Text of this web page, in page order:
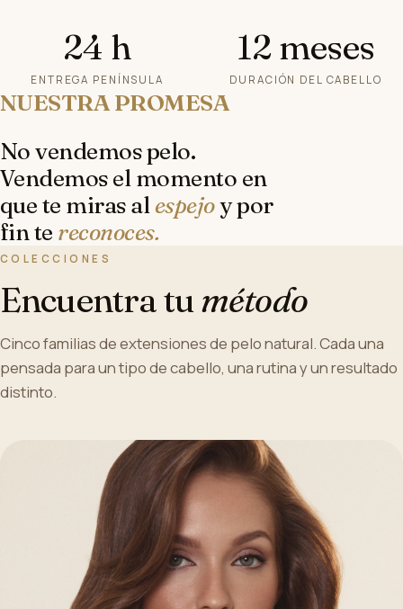
24 h
ENTREGA PENÍNSULA
12 meses
DURACIÓN DEL CABELLO
NUESTRA PROMESA
No vendemospelo.
Vendemosel momento en
quete mirasal espejoypor
finte reconoces.
COLECCIONES
Encuentra tumétodo
Cinco familias de extensiones de pelo natural. Cada una
pensada para un tipo de cabello, una rutina y un resultado
distinto.